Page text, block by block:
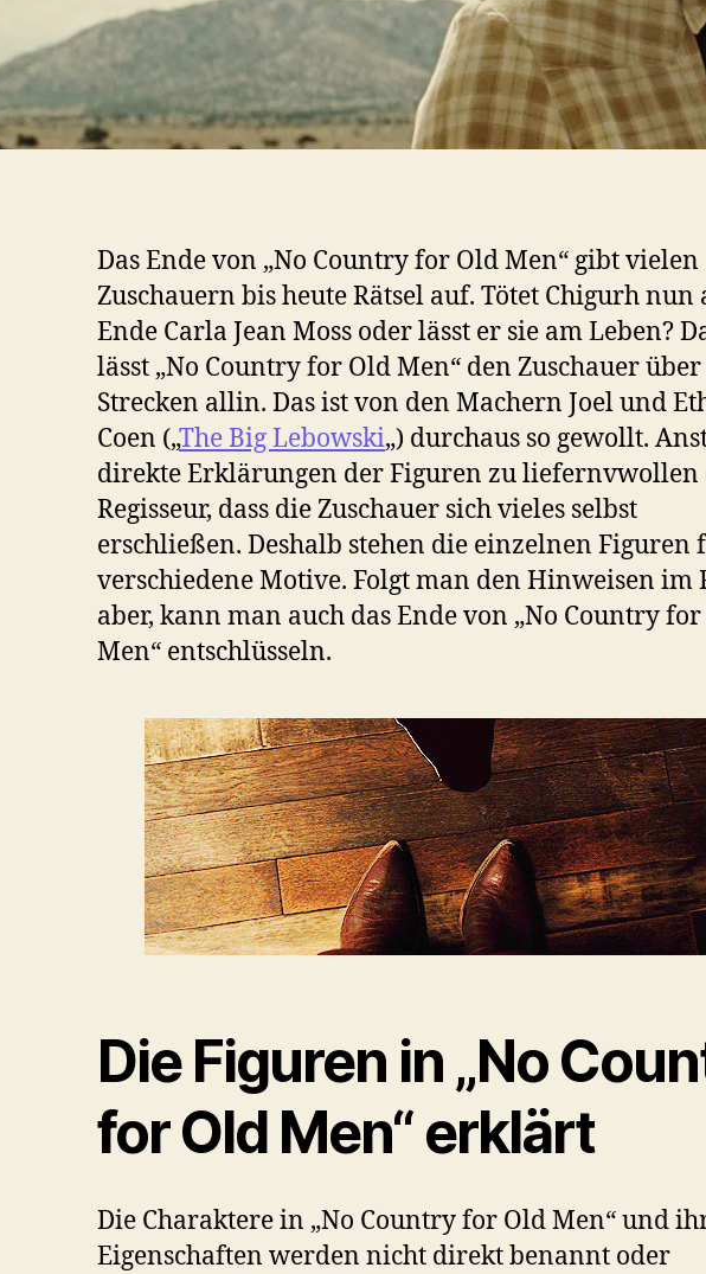
Das Ende von „No Country for Old Men“ gibt vielen
Zuschauern bis heute Rätsel auf. Tötet Chigurh nun
Ende Carla Jean Moss oder lässt er sie am Leben?
lässt „No Country for Old Men“ den Zuschauer
Strecken allin. Das ist von den Machern Joel und
Coen („The Big Lebowski„) durchaus so gewollt.
direkte Erklärungen der Figuren zu liefernvwollen
Regisseur, dass die Zuschauer sich vieles selbst
erschließen. Deshalb stehen die einzelnen Figuren
verschiedene Motive. Folgt man den Hinweisen im
aber, kann man auch das Ende von „No Country
Men“ entschlüsseln.
Die Figuren in „No
for Old Men“ erklärt
Die Charaktere in „No Country for Old Men“ und
Eigenschaften werden nicht direkt benannt oder